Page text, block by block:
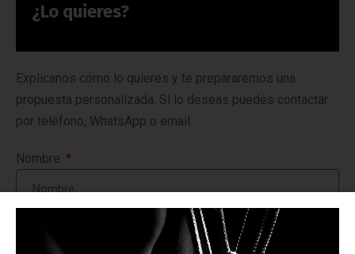
¿Lo quieres?
Explícanos cómo lo quieres y te prepararemos una
propuesta personalizada. Si lo deseas puedes contactar
por teléfono, WhatsApp o email.
Nombre
Teléfono móvil con WhatsApp